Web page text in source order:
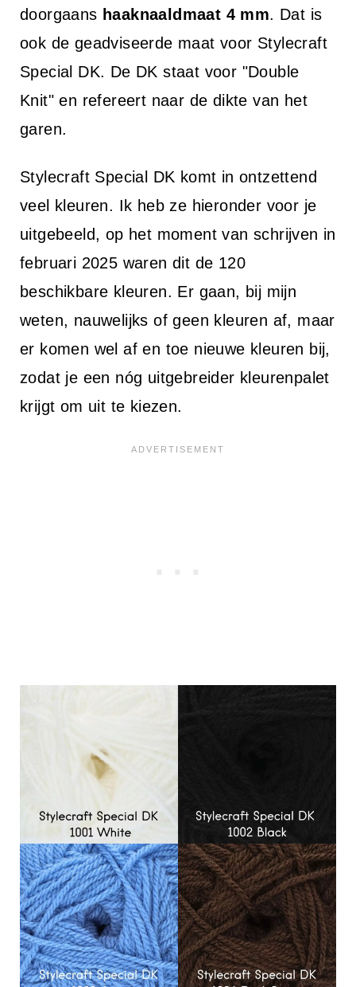
doorgaans haaknaaldmaat 4 mm. Dat is
ook de geadviseerde maat voor Stylecraft
Special DK. De DK staat voor "Double
Knit" en refereert naar de dikte van het
garen.
Stylecraft Special DK komt in ontzettend
veel kleuren. Ik heb ze hieronder voor je
uitgebeeld, op het moment van schrijven in
februari 2025 waren dit de 120
beschikbare kleuren. Er gaan, bij mijn
weten, nauwelijks of geen kleuren af, maar
er komen wel af en toe nieuwe kleuren bij,
zodat je een nóg uitgebreider kleurenpalet
krijgt om uit te kiezen.